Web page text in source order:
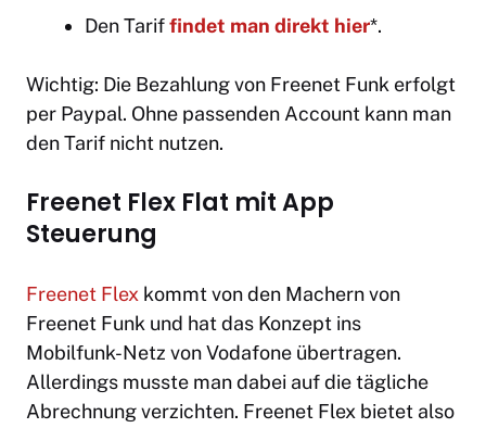
Den Tariffindet man direkt hier*.
Wichtig: Die Bezahlung von Freenet Funk erfolgt
per Paypal. Ohne passenden Account kann man
den Tarif nicht nutzen.
Freenet Flex Flat mit App
Steuerung
Freenet Flex kommt von den Machern von
Freenet Funk und hat das Konzept ins
Mobilfunk-Netz von Vodafone übertragen.
Allerdings musste man dabei auf die tägliche
Abrechnung verzichten. Freenet Flex bietet also